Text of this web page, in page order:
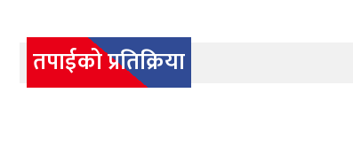
तपाईको प्रतिक्रिया